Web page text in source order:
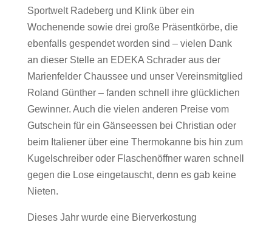
Sportwelt Radeberg und Klink über ein
Wochenende sowie drei große Präsentkörbe, die
ebenfalls gespendet worden sind – vielen Dank
an dieser Stelle an EDEKA Schrader aus der
Marienfelder Chaussee und unser Vereinsmitglied
Roland Günther – fanden schnell ihre glücklichen
Gewinner. Auch die vielen anderen Preise vom
Gutschein für ein Gänseessen bei Christian oder
beim Italiener über eine Thermokanne bis hin zum
Kugelschreiber oder Flaschenöffner waren schnell
gegen die Lose eingetauscht, denn es gab keine
Nieten.
Dieses Jahr wurde eine Bierverkostung